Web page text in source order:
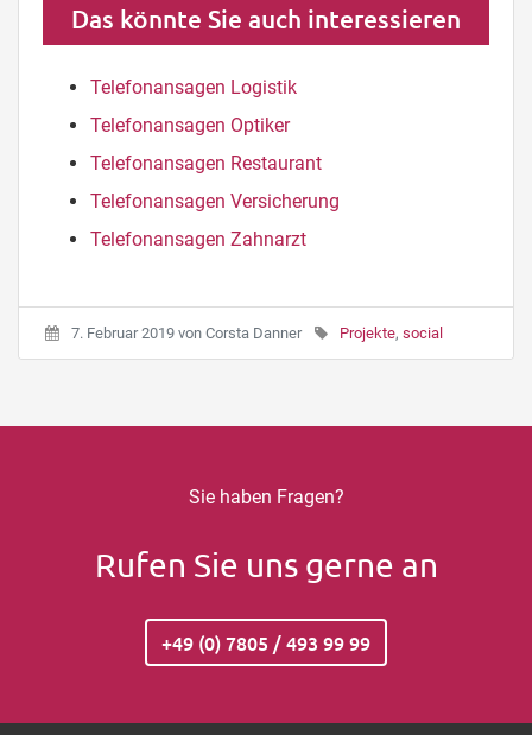
Das könnte Sie auch interessieren
Telefonansagen Logistik
Telefonansagen Optiker
Telefonansagen Restaurant
Telefonansagen Versicherung
Telefonansagen Zahnarzt
7. Februar 2019 von Corsta Danner Projekte, social
Sie haben Fragen?
Rufen Sie uns gerne an
+49 (0) 7805 / 493 99 99